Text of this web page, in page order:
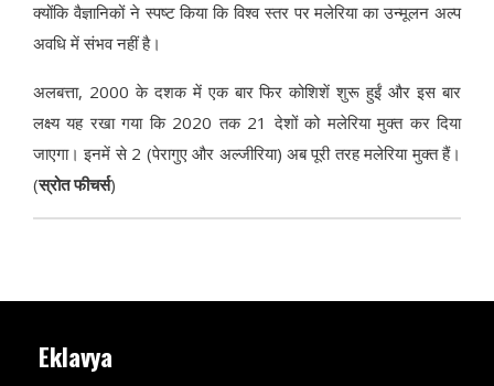
क्योंकि वैज्ञानिकों ने स्पष्ट किया कि विश्व स्तर पर मलेरिया का उन्मूलन अल्प
अवधि में संभव नहीं है।
अलबत्ता, 2000 के दशक में एक बार फिर कोशिशें शुरू हुईं और इस बार
लक्ष्य यह रखा गया कि 2020 तक 21 देशों को मलेरिया मुक्त कर दिया
जाएगा। इनमें से 2 (पेरागुए और अल्जीरिया) अब पूरी तरह मलेरिया मुक्त हैं।
(स्रोत फीचर्स)
Eklavya